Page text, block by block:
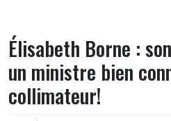
Élisabeth Borne :
un ministre bien
collimateur!